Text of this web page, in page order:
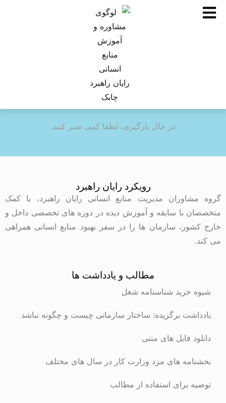
در حال بارگیری، لطفا کمی صبر کنید.
رویکرد رایان راهبرد
گروه مشاوران مدیریت منابع انسانی رایان راهبرد، با کمک
متخصصان با سابقه و آموزش دیده در دوره های تخصصی داخل و
خارج کشور، سازمان ها را در سفر بهبود منابع انسانی همراهی
می کند.
مطالب و یادداشت ها
شیوه خرید شناسنامه شغل
یادداشت برگزیده: ساختار سازمانی چیست و چگونه نباشد
دانلود فایل های متنی
بخشنامه های مزد وزارت کار در سال های مختلف
توصیه برای استفاده از مطالب